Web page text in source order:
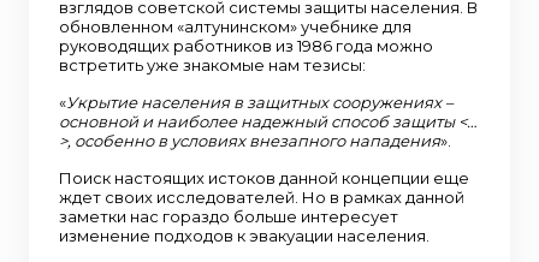
взглядов советской системы защиты населения. В
обновленном «алтунинском» учебнике для
руководящих работников из 1986 года можно
встретить уже знакомые нам тезисы:
«Укрытие населения в защитных сооружениях –
основной и наиболее надежный способ защиты <…
>, особенно в условиях внезапного нападения».
Поиск настоящих истоков данной концепции еще
ждет своих исследователей. Но в рамках данной
заметки нас гораздо больше интересует
изменение подходов к эвакуации населения.